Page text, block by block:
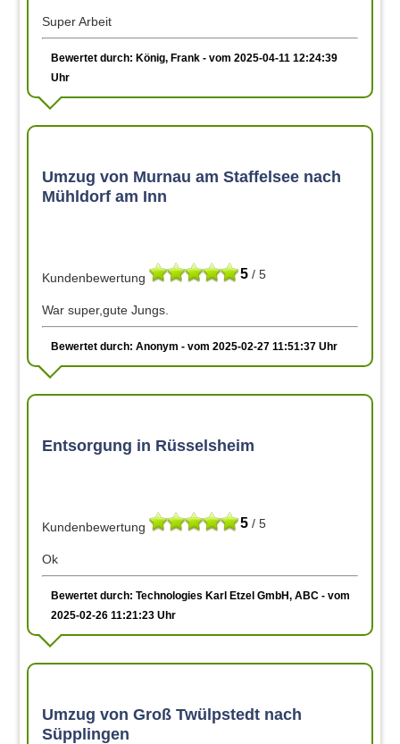
Super Arbeit
Bewertet durch: König, Frank - vom 2025-04-11 12:24:39
Uhr
Umzug von Murnau am Staffelsee nach
Mühldorf am Inn
5 / 5
Kundenbewertung
War super,gute Jungs.
Bewertet durch: Anonym - vom 2025-02-27 11:51:37 Uhr
Entsorgung in Rüsselsheim
5 / 5
Kundenbewertung
Ok
Bewertet durch: Technologies Karl Etzel GmbH, ABC - vom
2025-02-26 11:21:23 Uhr
Umzug von Groß Twülpstedt nach
Süpplingen